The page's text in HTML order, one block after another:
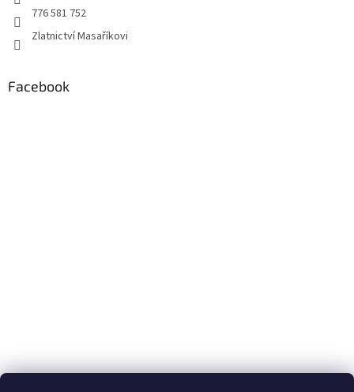
776 581 752
Zlatnictví Masaříkovi
Facebook